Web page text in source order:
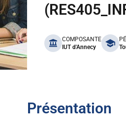
benefits
COMPOSANTE
IUT d'Annecy
Présentation